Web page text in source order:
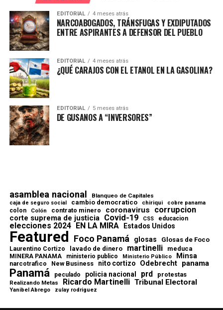
EDITORIAL 4 meses atrás
NARCOABOGADOS, TRÁNSFUGAS Y EXDIPUTADOS
ENTRE ASPIRANTES A DEFENSOR DEL PUEBLO
EDITORIAL 4 meses atrás
¿QUÉ CARAJOS CON EL ETANOL EN LA GASOLINA?
EDITORIAL 5 meses atrás
DE GUSANOS A “INVERSORES”
asamblea nacional Blanqueo de Capitales
caja de seguro social cambio democratico chiriqui cobre panama
colon Colón contrato minero coronavirus corrupcion
corte suprema de justicia Covid-19 CSS educacion
elecciones 2024 EN LA MIRA Estados Unidos
Featured Foco Panamá glosas Glosas de Foco
Laurentino Cortizo lavado de dinero martinelli meduca
MINERA PANAMA ministerio publico Ministerio Público Minsa
narcotrafico New Business nito cortizo Odebrecht panama
Panamá peculado policia nacional prd protestas
Realizando Metas Ricardo Martinelli Tribunal Electoral
Yanibel Abrego zulay rodriguez